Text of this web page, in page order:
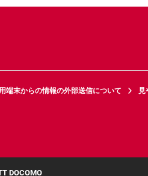
端末からの情報の外部送信について
見
DOCOMO